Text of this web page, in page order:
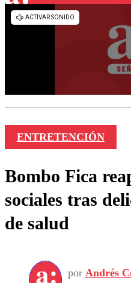
ENTRETENCIÓN
Bombo Fica
sociales tras
de salud
por Andrés